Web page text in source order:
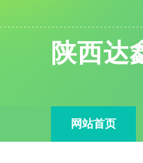
陕西达
网站首页